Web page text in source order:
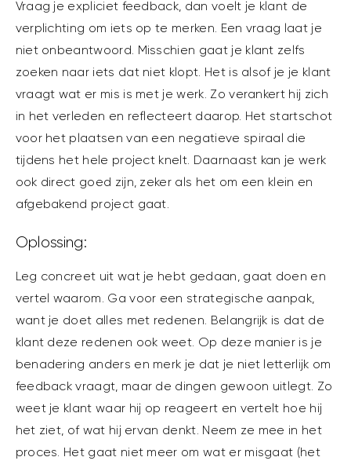
Vraag je expliciet feedback, dan voelt je klant de
verplichting om iets op te merken. Een vraag laat je
niet onbeantwoord. Misschien gaat je klant zelfs
zoeken naar iets dat niet klopt. Het is alsof je je klant
vraagt wat er mis is met je werk. Zo verankert hij zich
in het verleden en reflecteert daarop. Het startschot
voor het plaatsen van een negatieve spiraal die
tijdens het hele project knelt. Daarnaast kan je werk
ook direct goed zijn, zeker als het om een klein en
afgebakend project gaat.
Oplossing:
Leg concreet uit wat je hebt gedaan, gaat doen en
vertel waarom. Ga voor een strategische aanpak,
want je doet alles met redenen. Belangrijk is dat de
klant deze redenen ook weet. Op deze manier is je
benadering anders en merk je dat je niet letterlijk om
feedback vraagt, maar de dingen gewoon uitlegt. Zo
weet je klant waar hij op reageert en vertelt hoe hij
het ziet, of wat hij ervan denkt. Neem ze mee in het
proces. Het gaat niet meer om wat er misgaat (het